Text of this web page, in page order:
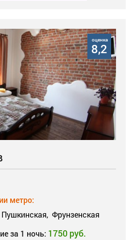
оценка
8,2
метро:
Пушкинская, Фрунзенская
за 1 ночь: 1750 руб.